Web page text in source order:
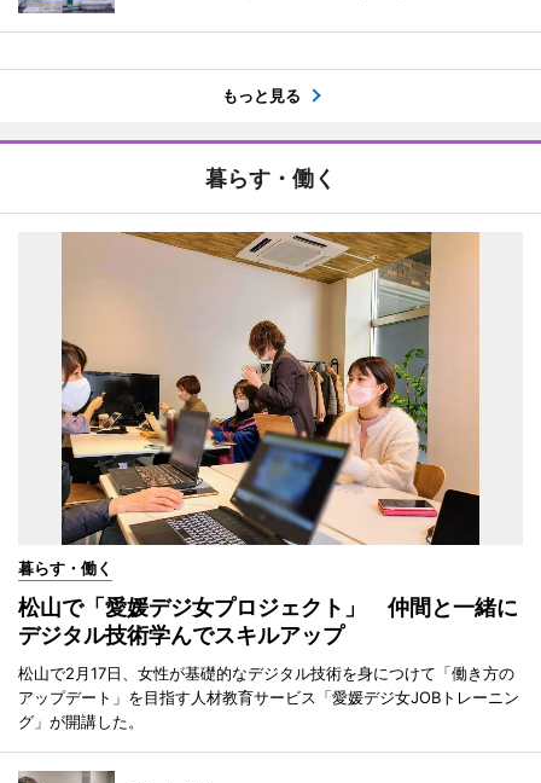
もっと見る
暮らす・働く
暮らす・働く
松山で「愛媛デジ女プロジェクト」 仲間と一緒に
デジタル技術学んでスキルアップ
松山で2月17日、女性が基礎的なデジタル技術を身につけて「働き方の
アップデート」を目指す人材教育サービス「愛媛デジ女JOBトレーニン
グ」が開講した。